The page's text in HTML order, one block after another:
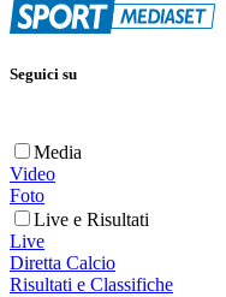
Seguici su
Media
Video
Foto
Live e Risultati
Live
Diretta Calcio
Risultati e Classifiche